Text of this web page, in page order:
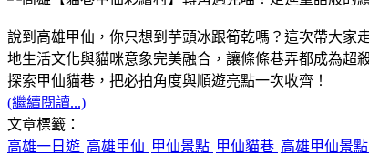
說到高雄甲仙，你只想到芋頭冰跟筍乾嗎？這次帶大家
地生活文化與貓咪意象完美融合，讓條條巷弄都成為超
探索甲仙貓巷，把必拍角度與順遊亮點一次收齊！
(繼續閱讀...)
文章標籤：
高雄一日遊 高雄甲仙 甲仙景點 甲仙貓巷 高雄甲仙景點